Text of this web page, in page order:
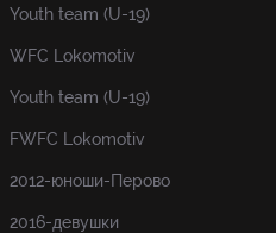
Youth team (U-19)
WFC Lokomotiv
Youth team (U-19)
FWFC Lokomotiv
2012-юноши-Перово
2016-девушки